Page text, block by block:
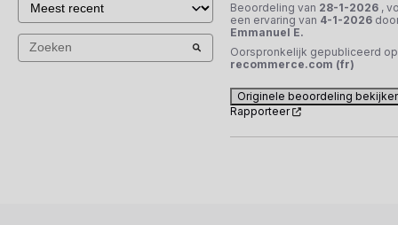
Beoordeling van 28-1-2026 ,
een ervaring van 4-1-2026
Emmanuel E.
Oorspronkelijk gepubliceerd op
recommerce.com (fr)
Originele beoordeling
Rapporteer